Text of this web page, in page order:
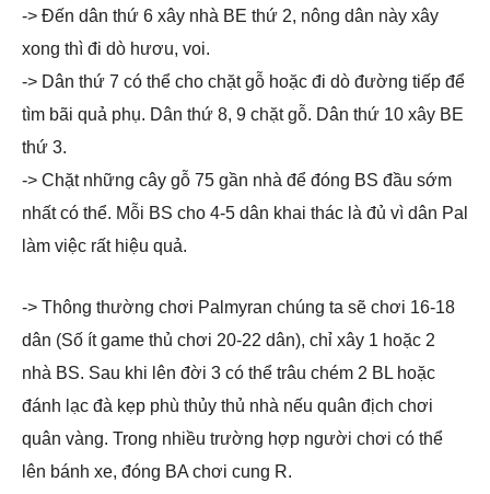
-> Đến dân thứ 6 xây nhà BE thứ 2, nông dân này xây
xong thì đi dò hươu, voi.
-> Dân thứ 7 có thể cho chặt gỗ hoặc đi dò đường tiếp để
tìm bãi quả phụ. Dân thứ 8, 9 chặt gỗ. Dân thứ 10 xây BE
thứ 3.
-> Chặt những cây gỗ 75 gần nhà để đóng BS đầu sớm
nhất có thể. Mỗi BS cho 4-5 dân khai thác là đủ vì dân Pal
làm việc rất hiệu quả.
-> Thông thường chơi Palmyran chúng ta sẽ chơi 16-18
dân (Số ít game thủ chơi 20-22 dân), chỉ xây 1 hoặc 2
nhà BS. Sau khi lên đời 3 có thể trâu chém 2 BL hoặc
đánh lạc đà kẹp phù thủy thủ nhà nếu quân địch chơi
quân vàng. Trong nhiều trường hợp người chơi có thể
lên bánh xe, đóng BA chơi cung R.